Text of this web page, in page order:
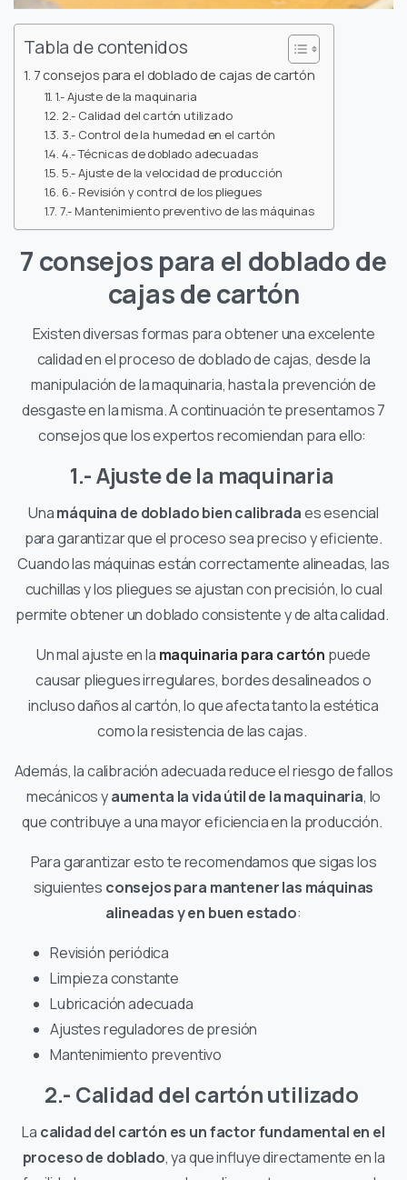
Tabla de contenidos
7 consejos para el doblado de cajas de cartón
1.- Ajuste de la maquinaria
2.- Calidad del cartón utilizado
3.- Control de la humedad en el cartón
4.- Técnicas de doblado adecuadas
5.- Ajuste de la velocidad de producción
6.- Revisión y control de los pliegues
7.- Mantenimiento preventivo de las máquinas
7 consejos para el doblado de
cajas de cartón
Existen diversas formas para obtener una excelente
calidad en el proceso de doblado de cajas, desde la
manipulación de la maquinaria, hasta la prevención de
desgaste en la misma. A continuación te presentamos 7
consejos que los expertos recomiendan para ello:
1.- Ajuste de la maquinaria
Unamáquina de doblado bien calibradaes esencial
para garantizar que el proceso sea preciso y eficiente.
Cuando las máquinas están correctamente alineadas, las
cuchillas y los pliegues se ajustan con precisión, lo cual
permite obtener un doblado consistente y de alta calidad.
Un mal ajuste en la maquinaria para cartón puede
causar pliegues irregulares, bordes desalineados o
incluso daños al cartón, lo que afecta tanto la estética
como la resistencia de las cajas.
Además, la calibración adecuada reduce el riesgo de fallos
mecánicos yaumenta la vida útil de la maquinaria, lo
que contribuye a una mayor eficiencia en la producción.
Para garantizar esto te recomendamos que sigas los
siguientes consejos para mantener las máquinas
alineadas y en buen estado:
Revisión periódica
Limpieza constante
Lubricación adecuada
Ajustes reguladores de presión
Mantenimiento preventivo
2.- Calidad del cartón utilizado
La calidad del cartón es un factor fundamental en el
proceso de doblado, ya que influye directamente en la